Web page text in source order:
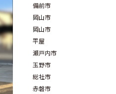
備前市
岡山市
岡山市
平屋
瀬戸内市
玉野市
総社市
赤磐市